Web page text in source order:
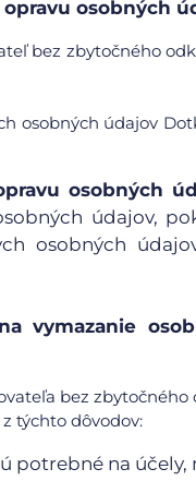
osobných
bez zbytočného
osobných údajov
osobných
údajov,
osobných
vymazanie
bez
týchto dôvodov:
potrebné na